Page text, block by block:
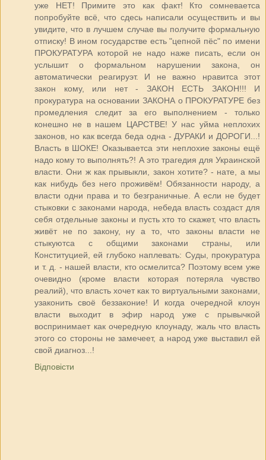
уже НЕТ! Примите это как факт! Кто сомневаетса
попробуйте всё, что сдесь написали осуществить и вы
увидите, что в лучшем случае вы получите формальную
отписку! В ином государстве есть "цепной пёс" по имени
ПРОКУРАТУРА которой не надо наже писать, если он
услышит о формальном нарушении закона, он
автоматически реагируэт. И не важно нравитса этот
закон кому, или нет - ЗАКОН ЕСТЬ ЗАКОН!!! И
прокуратура на основании ЗАКОНА о ПРОКУРАТУРЕ без
промедления следит за его выполнением - только
конешно не в нашем ЦАРСТВЕ! У нас уйма неплохих
законов, но как всегда беда одна - ДУРАКИ и ДОРОГИ...!
Власть в ШОКЕ! Оказываетса эти неплохие законы ещё
надо кому то выполнять?! А это трагедия для Украинской
власти. Они ж как прывыкли, закон хотите? - нате, а мы
как нибудь без него проживём! Обязанности народу, а
власти одни права и то безграничные. А если не будет
стыковки с законами народа, небеда власть создаст для
себя отдельные законы и пусть хто то скажет, что власть
живёт не по закону, ну а то, что законы власти не
стыкуютса с общими законами страны, или
Конституцией, ей глубоко наплевать: Суды, прокуратура
и т. д. - нашей власти, кто осмелитса? Поэтому всем уже
очевидно (кроме власти которая потеряла чувство
реалий), что власть хочет как то виртуальными законами,
узаконить своё беззаконие! И когда очередной клоун
власти выходит в эфир народ уже с прывычкой
воспринимает как очередную клоунаду, жаль что власть
этого со стороны не замечеет, а народ уже выставил ей
свой диагноз...!
Відповісти